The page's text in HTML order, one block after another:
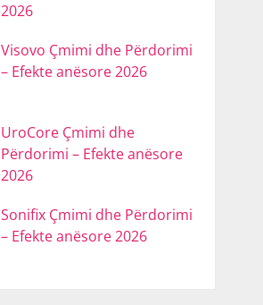
2026
Visovo Çmimi dhe Përdorimi
– Efekte anësore 2026
UroCore Çmimi dhe
Përdorimi – Efekte anësore
2026
Sonifix Çmimi dhe Përdorimi
– Efekte anësore 2026